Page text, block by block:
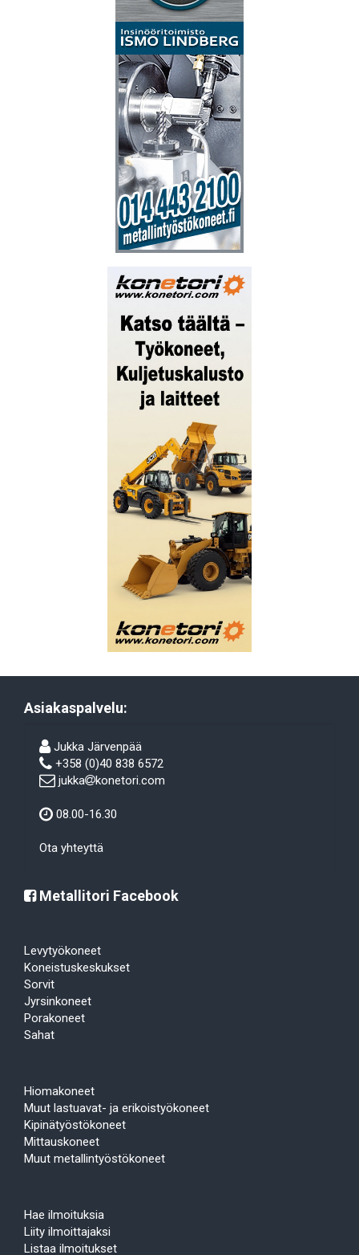
Asiakaspalvelu:
Jukka Järvenpää
+358 (0)40 838 6572
jukka
konetori.com
08.00-16.30
Ota yhteyttä
Metallitori Facebook
Levytyökoneet
Koneistuskeskukset
Sorvit
Jyrsinkoneet
Porakoneet
Sahat
Hiomakoneet
Muut lastuavat- ja erikoistyökoneet
Kipinätyöstökoneet
Mittauskoneet
Muut metallintyöstökoneet
Hae ilmoituksia
Liity ilmoittajaksi
Listaa ilmoitukset